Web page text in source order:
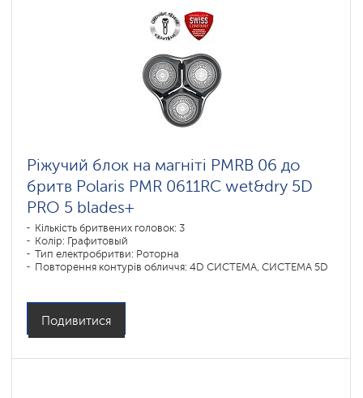
Ріжучий блок на магніті PMRB 06 до
бритв Polaris PMR 0611RC wet&dry 5D
PRO 5 blades+
Кількість бритвених головок: 3
Колір: Графитовый
Тип електробритви: Роторна
Повторення контурів обличчя: 4D СИСТЕМА, СИСТЕМА 5D
Подивитися